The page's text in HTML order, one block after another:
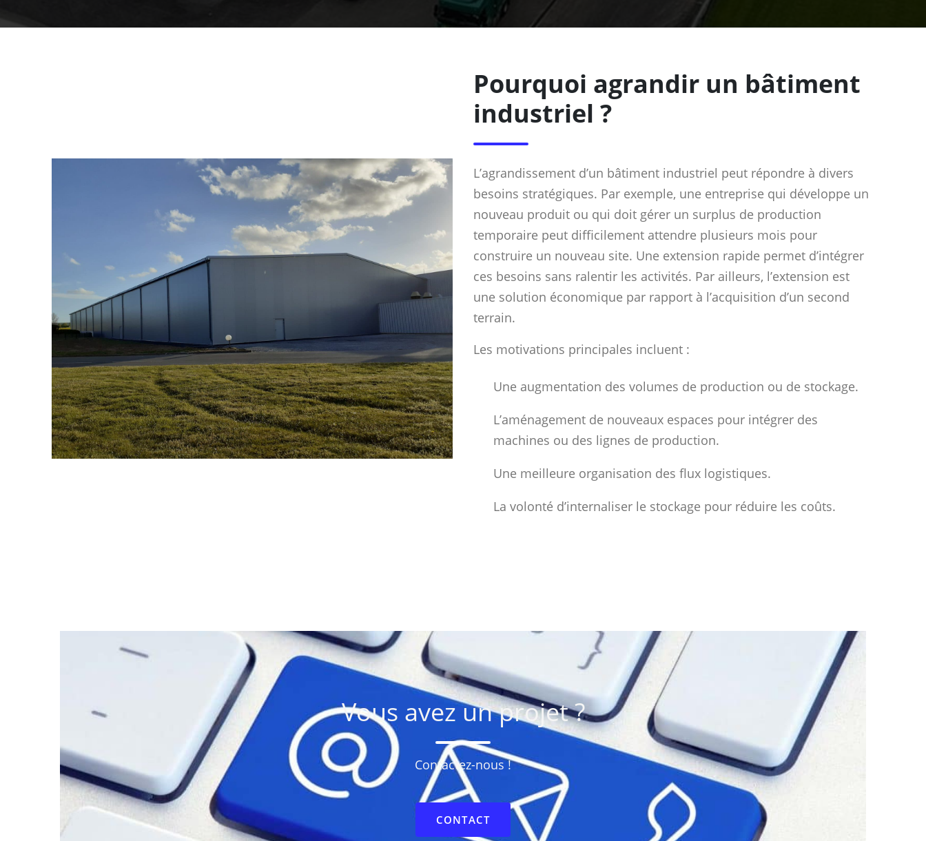
Pourquoi agrandir un bâtiment
industriel ?
L’agrandissement d’un bâtiment industriel peut répondre à divers
besoins stratégiques. Par exemple, une entreprise qui développe un
nouveau produit ou qui doit gérer un surplus de production
temporaire peut difficilement attendre plusieurs mois pour
construire un nouveau site. Une extension rapide permet d’intégrer
ces besoins sans ralentir les activités. Par ailleurs, l’extension est
une solution économique par rapport à l’acquisition d’un second
terrain.
Les motivations principales incluent :
Une augmentation des volumes de production ou de stockage.
L’aménagement de nouveaux espaces pour intégrer des
machines ou des lignes de production.
Une meilleure organisation des flux logistiques.
La volonté d’internaliser le stockage pour réduire les coûts.
Vous avez un projet ?
Contactez-nous !
CONTACT